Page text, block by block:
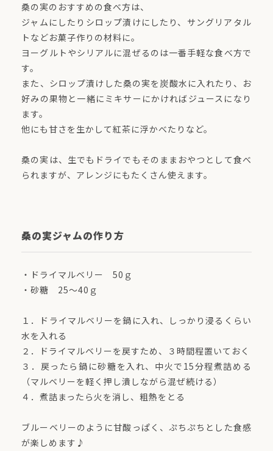
桑の実のおすすめの食べ方は、
ジャムにしたりシロップ漬けにしたり、サングリアタル
トなどお菓子作りの材料に。
ヨーグルトやシリアルに混ぜるのは一番手軽な食べ方で
す。
また、シロップ漬けした桑の実を炭酸水に入れたり、お
好みの果物と一緒にミキサーにかければジュースになり
ます。
他にも甘さを生かして紅茶に浮かべたりなど。
桑の実は、生でもドライでもそのままおやつとして食べ
られますが、アレンジにもたくさん使えます。
桑の実ジャムの作り方
・ドライマルベリー 50ｇ
・砂糖 25～40ｇ
１．ドライマルベリーを鍋に入れ、しっかり浸るくらい
水を入れる
２．ドライマルベリーを戻すため、３時間程置いておく
３．戻ったら鍋に砂糖を入れ、中火で15分程煮詰める
（マルベリーを軽く押し潰しながら混ぜ続ける）
４．煮詰まったら火を消し、粗熱をとる
ブルーベリーのように甘酸っぱく、ぷちぷちとした食感
が楽しめます♪